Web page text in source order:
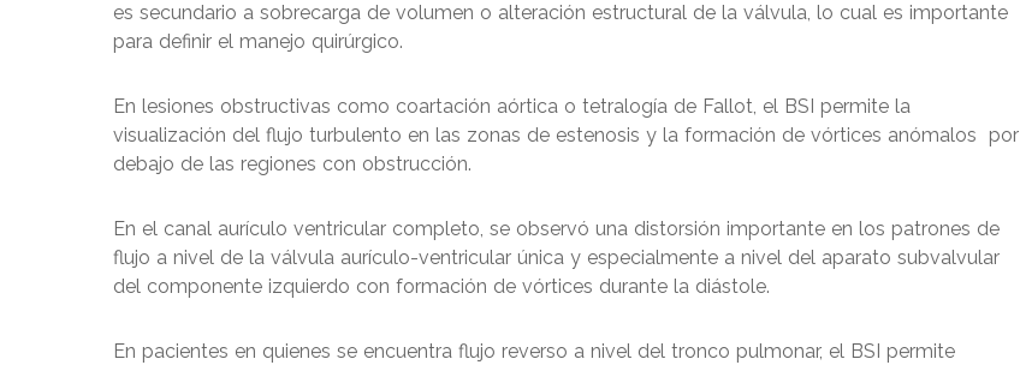
es secundario a sobrecarga de volumen o alteración estructural de la válvula, lo cual es importante
para definir el manejo quirúrgico.
En lesiones obstructivas como coartación aórtica o tetralogía de Fallot, el BSI permite la
visualización del flujo turbulento en las zonas de estenosis y la formación de vórtices anómalos por
debajo de las regiones con obstrucción.
En el canal aurículo ventricular completo, se observó una distorsión importante en los patrones de
flujo a nivel de la válvula aurículo-ventricular única y especialmente a nivel del aparato subvalvular
del componente izquierdo con formación de vórtices durante la diástole.
En pacientes en quienes se encuentra flujo reverso a nivel del tronco pulmonar, el BSI permite